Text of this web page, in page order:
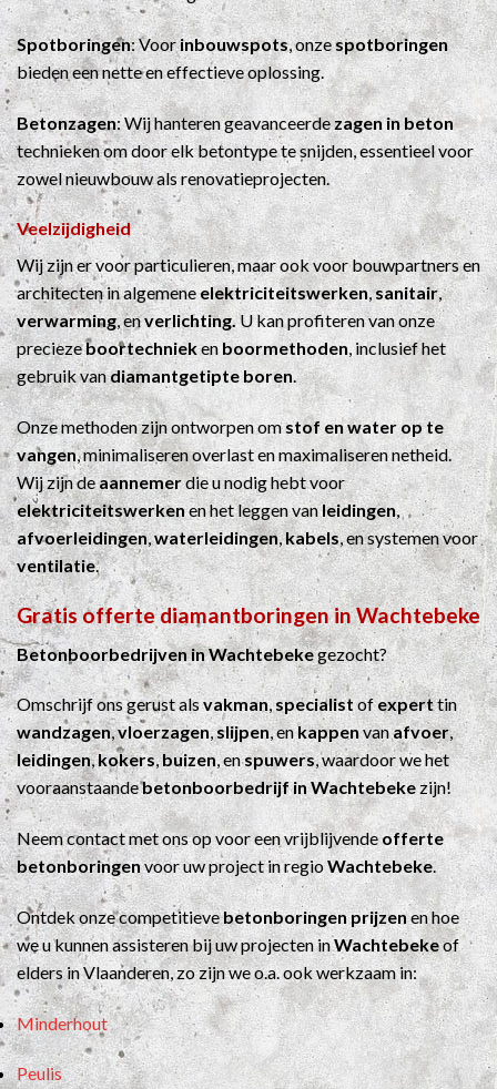
Spotboringen: Voorinbouwspots, onzespotboringen
bieden een nette en effectieve oplossing.
Betonzagen: Wij hanteren geavanceerde zagen in beton
technieken om door elk betontype te snijden, essentieel voor
zowel nieuwbouw als renovatieprojecten.
Veelzijdigheid
Wij zijn er voor particulieren, maar ook voor bouwpartners en
architecten in algemeneelektriciteitswerken,sanitair,
verwarming, enverlichting.U kan profiteren van onze
preciezeboortechniekenboormethoden, inclusief het
gebruik vandiamantgetipte boren.
Onze methoden zijn ontworpen omstof en water op te
vangen, minimaliseren overlast en maximaliseren netheid.
Wij zijn deaannemerdie u nodig hebt voor
elektriciteitswerkenen het leggen vanleidingen,
afvoerleidingen,waterleidingen,kabels, en systemen voor
ventilatie.
Gratis offerte diamantboringen in Wachtebeke
Betonboorbedrijven in Wachtebekegezocht?
Omschrijf ons gerust alsvakman,specialistofexperttin
wandzagen,vloerzagen,slijpen, enkappenvanafvoer,
leidingen,kokers,buizen, enspuwers, waardoor we het
vooraanstaandebetonboorbedrijf in Wachtebekezijn!
Neem contact met ons op voor een vrijblijvendeofferte
betonboringenvoor uw project in regioWachtebeke.
Ontdek onze competitievebetonboringen prijzenen hoe
we u kunnen assisteren bij uw projecten inWachtebekeof
elders in Vlaanderen, zo zijn we o.a. ook werkzaam in:
Minderhout
Peulis